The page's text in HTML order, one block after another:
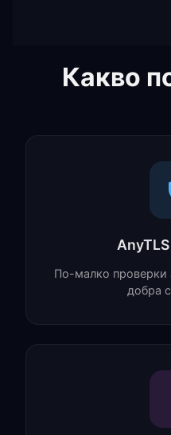
Какво
По-малко проверки
добра